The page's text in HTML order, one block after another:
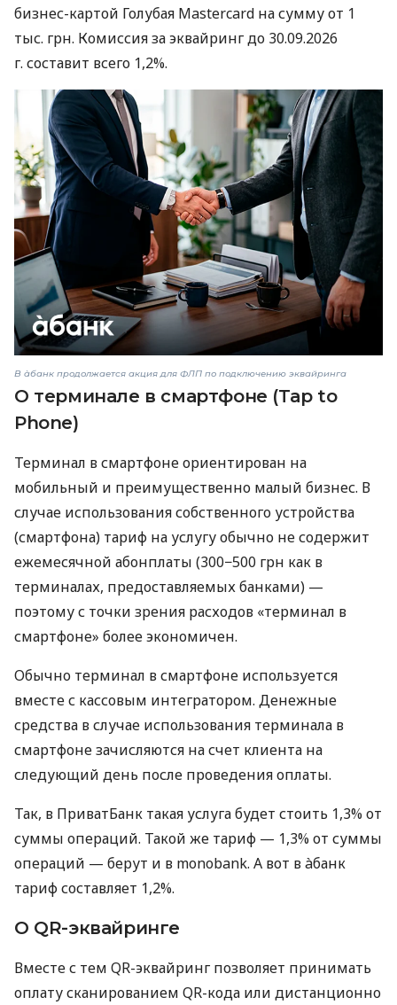
бизнес-картой Голубая Mastercard на сумму от 1
тыс. грн. Комиссия за эквайринг до 30.09.2026
г. составит всего 1,2%.
В àбанк продолжается акция для ФЛП по подключению эквайринга
О терминале в смартфоне (Tap to
Phone)
Терминал в смартфоне ориентирован на
мобильный и преимущественно малый бизнес. В
случае использования собственного устройства
(смартфона) тариф на услугу обычно не содержит
ежемесячной абонплаты (300−500 грн как в
терминалах, предоставляемых банками) —
поэтому с точки зрения расходов «терминал в
смартфоне» более экономичен.
Обычно терминал в смартфоне используется
вместе с кассовым интегратором. Денежные
средства в случае использования терминала в
смартфоне зачисляются на счет клиента на
следующий день после проведения оплаты.
Так, в ПриватБанк такая услуга будет стоить 1,3% от
суммы операций. Такой же тариф — 1,3% от суммы
операций — берут и в monobank. А вот в àбанк
тариф составляет 1,2%.
О QR-эквайринге
Вместе с тем QR-эквайринг позволяет принимать
оплату сканированием QR-кода или дистанционно